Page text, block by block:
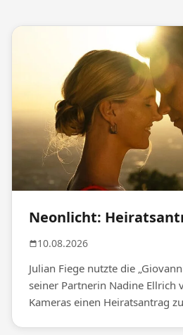
Neonlicht:
10.08.2026
Julian Fiege nutzte die
seiner Partnerin Nadine Ellrich
Kameras einen Heiratsantrag